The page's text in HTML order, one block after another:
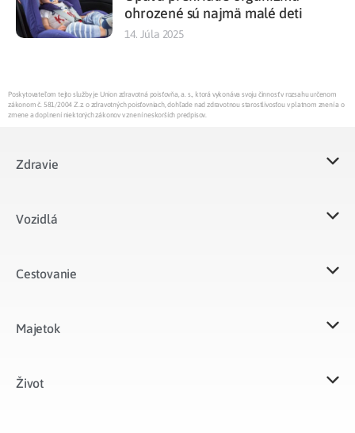
ohrozené sú najmä malé deti
14. Júla 2025
Poskytovateľom tejto služby je Union zdravotná poisťovňa, a. s., ktorá vykonáva svoju činnosť v rozsahu určenom
zákonom č. 581/2004 Z.z. o zdravotných poisťovniach, dohľade nad zdravotnou starostlivosťou v platnom znení a o
zmene a doplnení niektorých zákonov v znení neskorších predpisov.
Zdravie
Vozidlá​
Cestovanie
Majetok​
Život​